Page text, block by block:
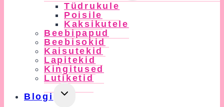
Tüdrukule
Poisile
Kaksikutele
Beebipapud
Beebisokid
Kaisutekid
Lapitekid
Kingitused
Lutiketid
Blogi
Toggle